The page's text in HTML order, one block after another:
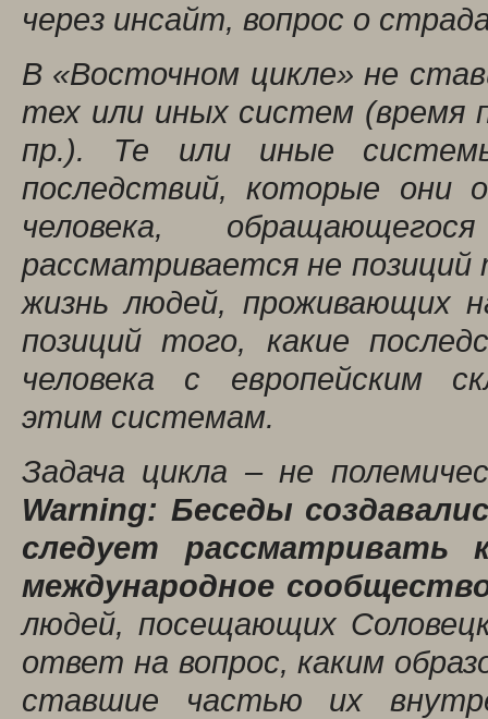
через инсайт, вопрос о
В «Восточном цикле» не
тех или иных систем (время
пр.). Те или иные
последствий, которые они
человека,
рассматривается не
жизнь людей, проживающих
позиций того, какие
человека с европейским
этим системам.
Задача цикла – не
Warning: Беседы
следует рассматривать
международное
людей, посещающих
ответ на вопрос, каким
ставшие частью их